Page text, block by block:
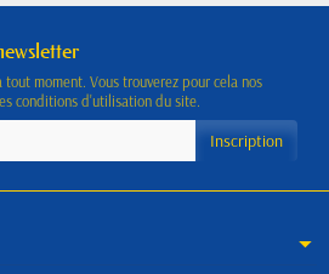
tout moment. Vous trouverez pour cela nos
conditions d'utilisation du site.